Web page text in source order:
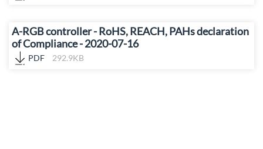
A-RGB controller - RoHS, REACH, PAHs declaration
of Compliance - 2020-07-16
PDF 292.9KB